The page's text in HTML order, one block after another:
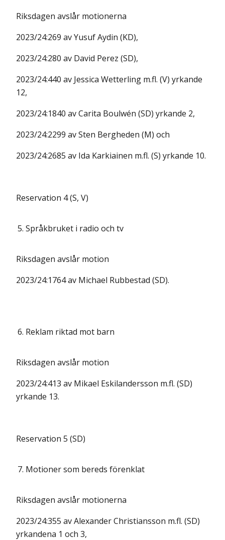
Riksdagen avslår motionerna
2023/24:269 av Yusuf Aydin (KD),
2023/24:280 av David Perez (SD),
2023/24:440 av Jessica Wetterling m.fl. (V) yrkande
12,
2023/24:1840 av Carita Boulwén (SD) yrkande 2,
2023/24:2299 av Sten Bergheden (M) och
2023/24:2685 av Ida Karkiainen m.fl. (S) yrkande 10.
Reservation 4 (S, V)
5. Språkbruket i radio och tv
Riksdagen avslår motion
2023/24:1764 av Michael Rubbestad (SD).
6. Reklam riktad mot barn
Riksdagen avslår motion
2023/24:413 av Mikael Eskilandersson m.fl. (SD)
yrkande 13.
Reservation 5 (SD)
7. Motioner som bereds förenklat
Riksdagen avslår motionerna
2023/24:355 av Alexander Christiansson m.fl. (SD)
yrkandena 1 och 3,